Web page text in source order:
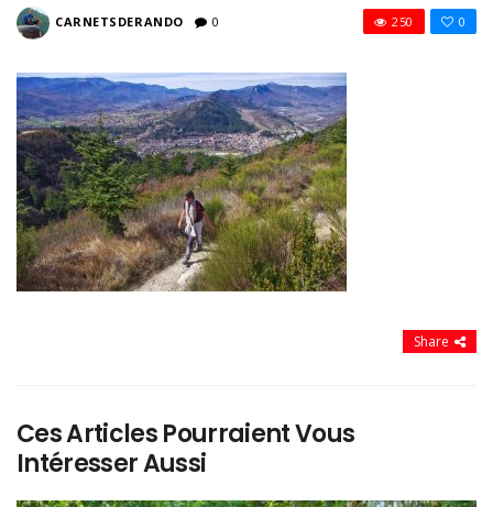
CARNETSDERANDO 0 0
250
Share
Ces Articles Pourraient Vous
Intéresser Aussi